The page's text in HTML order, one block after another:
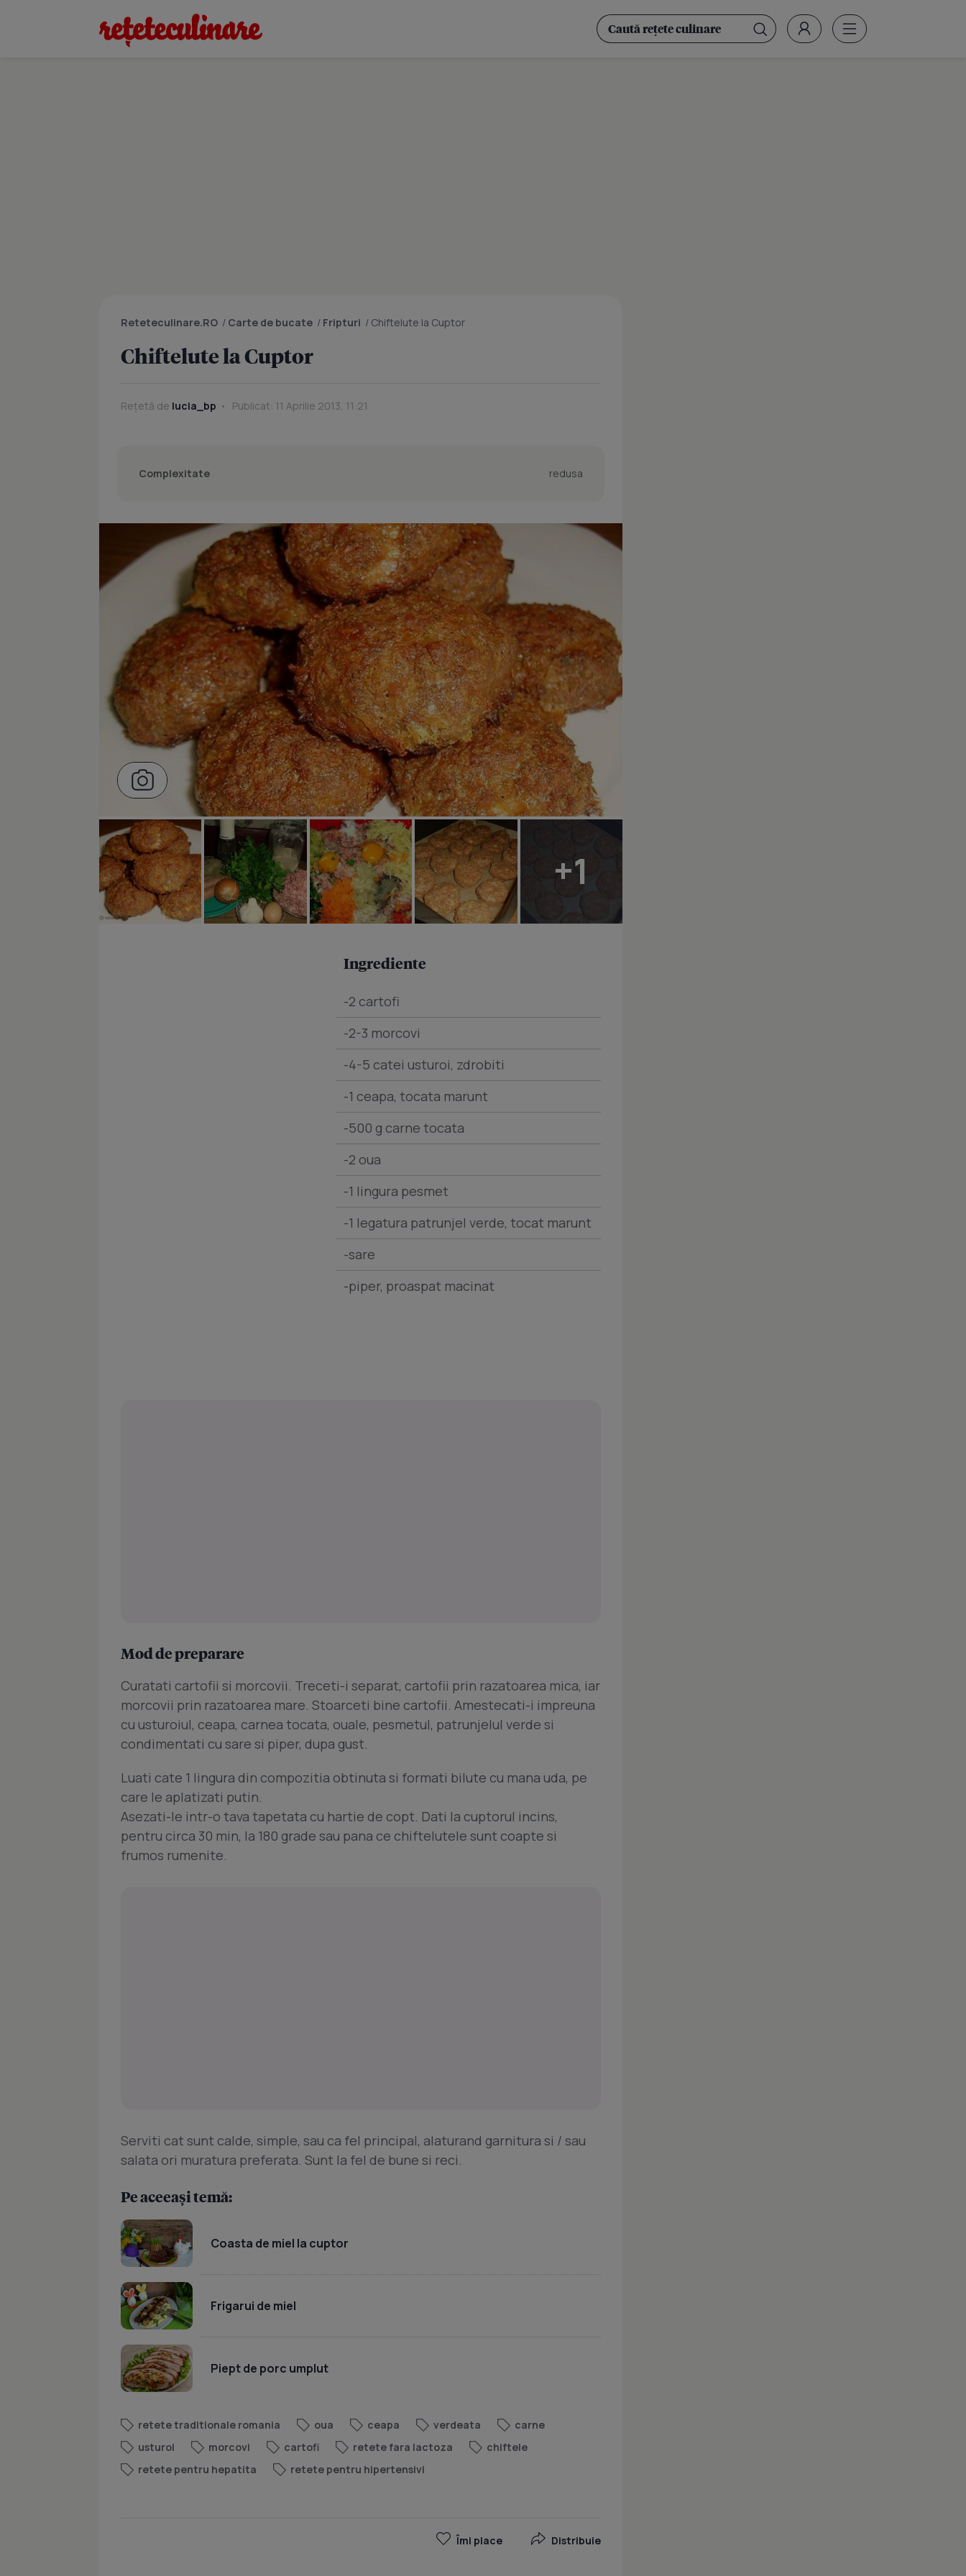
Reteteculinare.RO / Carte de bucate / Fripturi / Chiftelute la Cuptor
Chiftelute la Cuptor
Rețetă de lucia_bp Publicat: 11 Aprilie 2013, 11:21
Complexitate redusa
+1
Ingrediente
-2 cartofi
-2-3 morcovi
-4-5 catei usturoi, zdrobiti
-1 ceapa, tocata marunt
-500 g carne tocata
-2 oua
-1 lingura pesmet
-1 legatura patrunjel verde, tocat marunt
-sare
-piper, proaspat macinat
Mod de preparare
Curatati cartofii si morcovii. Treceti-i separat, cartofii prin razatoarea mica, iar
morcovii prin razatoarea mare. Stoarceti bine cartofii. Amestecati-i impreuna
cu usturoiul, ceapa, carnea tocata, ouale, pesmetul, patrunjelul verde si
condimentati cu sare si piper, dupa gust.
Luati cate 1 lingura din compozitia obtinuta si formati bilute cu mana uda, pe
care le aplatizati putin.
Asezati-le intr-o tava tapetata cu hartie de copt. Dati la cuptorul incins,
pentru circa 30 min, la 180 grade sau pana ce chiftelutele sunt coapte si
frumos rumenite.
Serviti cat sunt calde, simple, sau ca fel principal, alaturand garnitura si / sau
salata ori muratura preferata. Sunt la fel de bune si reci.
Pe aceeași temă:
Coasta de miel la cuptor
Frigarui de miel
Piept de porc umplut
retete traditionale romania oua ceapa verdeata
carne
usturoi
morcovi cartofi retete fara lactoza
chiftele
retete pentru hepatita
retete pentru hipertensivi
Îmi place Distribuie